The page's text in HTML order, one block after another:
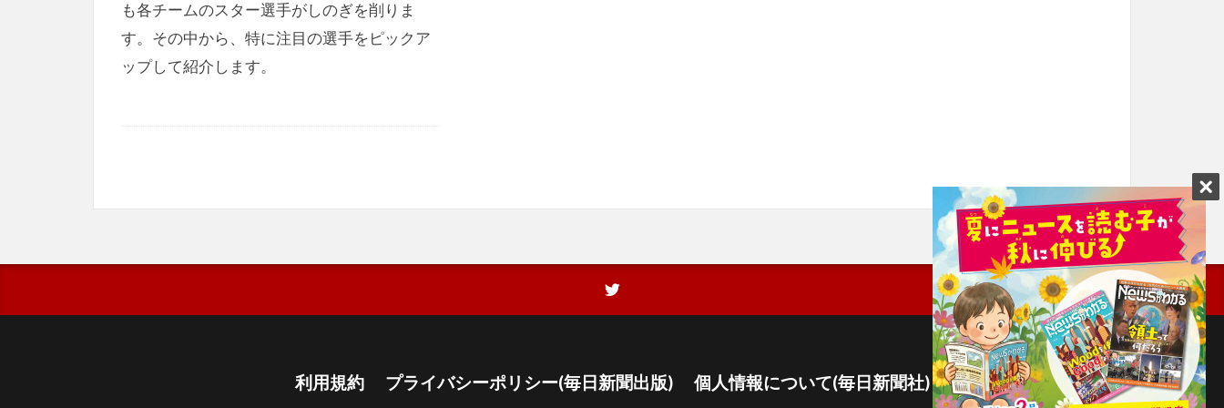
も各チームのスター選手がしのぎを削りま
す。その中から、特に注目の選手をピックア
ップして紹介します。
利用規約 プライバシーポリシー(毎日新聞出版) 個人情報について(毎日新聞社)